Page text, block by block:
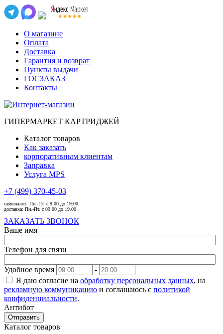
О магазине
Оплата
Доставка
Гарантия и возврат
Пункты выдачи
ГОСЗАКАЗ
Контакты
ГИПЕРМАРКЕТ КАРТРИДЖЕЙ
Каталог товаров
Как заказать
корпоративным клиентам
Заправка
Услуга MPS
+7 (499) 370-45-03
самовывоз: Пн.-Пт. с 9:00 до 19:00,
доставка: Пн.-Пт. с 09:00 до 19.00
ЗАКАЗАТЬ ЗВОНОК
Ваше имя
Телефон для связи
Удобное время
-
Я даю согласие на обработку персональных данных, на
рекламную коммуникацию и соглашаюсь с политикой
конфиденциальности.
Антибот
Отправить
Каталог товаров